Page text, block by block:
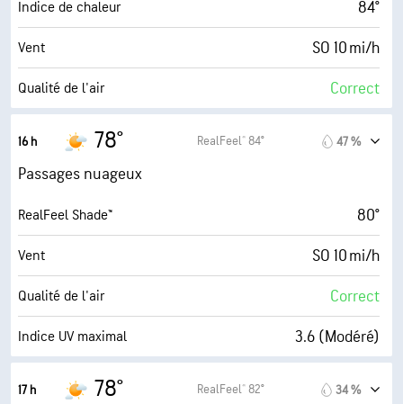
AccuLumen Brightness Index™ 6 (Moyenne)
Couverture nuageuse 70 %
Indice de chaleur 84°
Vent SO 10 mi/h
Qualité de l'air Correct
Indice UV maximal
Rafales
Humidité 80 %
Point de rosée 73° F
AccuLumen Brightness Index™ 6 (Moyenne)
Couverture nuageuse 70 %
16 h 78° RealFeel® 84° 47 %
Passages nuageux
RealFeel Shade™ 80°
Vent SO 10 mi/h
Qualité de l'air Correct
Indice UV maximal 3.6 (Modéré)
17 h 78° RealFeel® 82° 34 %